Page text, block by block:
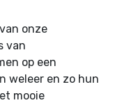
onze
van
op een
weleer en zo hun
mooie